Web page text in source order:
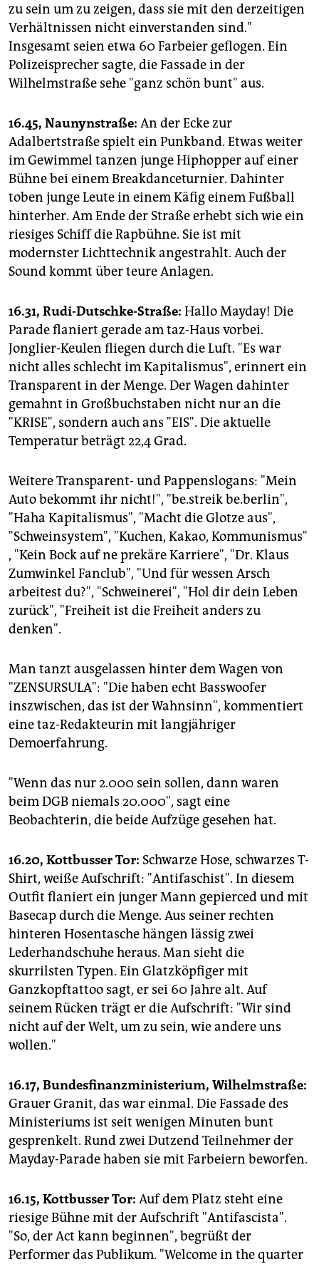
zu sein um zu zeigen, dass sie mit den derzeitigen
Verhältnissen nicht einverstanden sind."
Insgesamt seien etwa 60 Farbeier geflogen. Ein
Polizeisprecher sagte, die Fassade in der
Wilhelmstraße sehe "ganz schön bunt" aus.
16.45, Naunynstraße: An der Ecke zur
Adalbertstraße spielt ein Punkband. Etwas weiter
im Gewimmel tanzen junge Hiphopper auf einer
Bühne bei einem Breakdanceturnier. Dahinter
toben junge Leute in einem Käfig einem Fußball
hinterher. Am Ende der Straße erhebt sich wie ein
riesiges Schiff die Rapbühne. Sie ist mit
modernster Lichttechnik angestrahlt. Auch der
Sound kommt über teure Anlagen.
16.31, Rudi-Dutschke-Straße: Hallo Mayday! Die
Parade flaniert gerade am taz-Haus vorbei.
Jonglier-Keulen fliegen durch die Luft. "Es war
nicht alles schlecht im Kapitalismus", erinnert ein
Transparent in der Menge. Der Wagen dahinter
gemahnt in Großbuchstaben nicht nur an die
"KRISE", sondern auch ans "EIS". Die aktuelle
Temperatur beträgt 22,4 Grad.
Weitere Transparent- und Pappenslogans: "Mein
Auto bekommt ihr nicht!", "be.streik be.berlin",
"Haha Kapitalismus", "Macht die Glotze aus",
"Schweinsystem", "Kuchen, Kakao, Kommunismus"
, "Kein Bock auf ne prekäre Karriere", "Dr. Klaus
Zumwinkel Fanclub", "Und für wessen Arsch
arbeitest du?", "Schweinerei", "Hol dir dein Leben
zurück", "Freiheit ist die Freiheit anders zu
denken".
Man tanzt ausgelassen hinter dem Wagen von
"ZENSURSULA": "Die haben echt Basswoofer
inszwischen, das ist der Wahnsinn", kommentiert
eine taz-Redakteurin mit langjähriger
Demoerfahrung.
"Wenn das nur 2.000 sein sollen, dann waren
beim DGB niemals 20.000", sagt eine
Beobachterin, die beide Aufzüge gesehen hat.
16.20, Kottbusser Tor: Schwarze Hose, schwarzes T-
Shirt, weiße Aufschrift: "Antifaschist". In diesem
Outfit flaniert ein junger Mann gepierced und mit
Basecap durch die Menge. Aus seiner rechten
hinteren Hosentasche hängen lässig zwei
Lederhandschuhe heraus. Man sieht die
skurrilsten Typen. Ein Glatzköpfiger mit
Ganzkopftattoo sagt, er sei 60 Jahre alt. Auf
seinem Rücken trägt er die Aufschrift: "Wir sind
nicht auf der Welt, um zu sein, wie andere uns
wollen."
16.17, Bundesfinanzministerium, Wilhelmstraße:
Grauer Granit, das war einmal. Die Fassade des
Ministeriums ist seit wenigen Minuten bunt
gesprenkelt. Rund zwei Dutzend Teilnehmer der
Mayday-Parade haben sie mit Farbeiern beworfen.
16.15, Kottbusser Tor: Auf dem Platz steht eine
riesige Bühne mit der Aufschrift "Antifascista".
"So, der Act kann beginnen", begrüßt der
Performer das Publikum. "Welcome in the quarter